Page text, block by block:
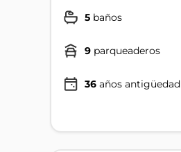
5 baños
9 parqueaderos
36 años antigüedad